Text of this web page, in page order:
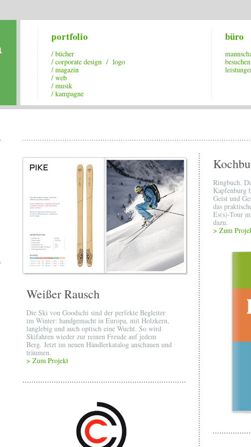
portfolio
/ bücher
/ corporate design / logo
/ magazin
/ web
/ musik
/ kampagne
büro
besuchen
Ringbuch.
Kapfenburg
Geist und
das
Es(s)-Tour
dazu.
> Zum
Weißer Rausch
Die Ski von Goodschi sind der perfekte Begleiter
im Winter: handgemacht in Europa, mit Holzkern,
langlebig und auch optisch eine Wucht. So wird
Skifahren wieder zur reinen Freude auf jedem
Berg. Jetzt im neuen Händlerkatalog anschauen und
träumen.
> Zum Projekt